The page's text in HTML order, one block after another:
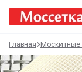
Главная Москитные